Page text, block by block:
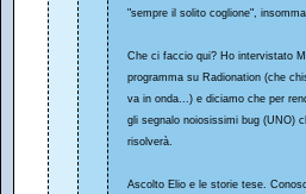
"sempre il solito coglione",
Che ci faccio qui? Ho intervistato
programma su Radionation (che
va in onda...) e diciamo che per
gli segnalo noiosissimi bug (UNO)
risolverà.
Ascolto Elio e le storie tese.